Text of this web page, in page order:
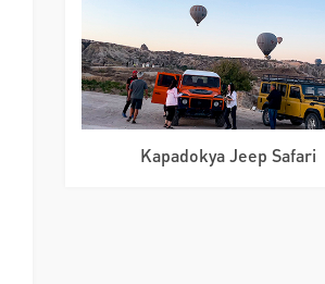
Kapadokya Jeep Safari